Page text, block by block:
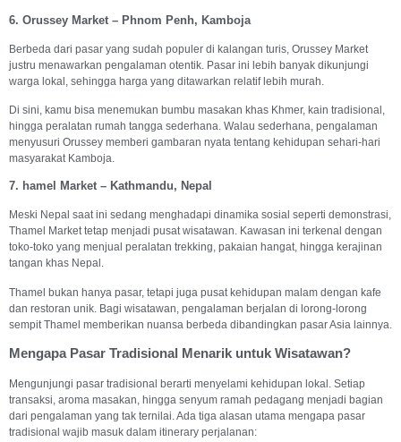
6. Orussey Market – Phnom Penh, Kamboja
Berbeda dari pasar yang sudah populer di kalangan turis, Orussey Market
justru menawarkan pengalaman otentik. Pasar ini lebih banyak dikunjungi
warga lokal, sehingga harga yang ditawarkan relatif lebih murah.
Di sini, kamu bisa menemukan bumbu masakan khas Khmer, kain tradisional,
hingga peralatan rumah tangga sederhana. Walau sederhana, pengalaman
menyusuri Orussey memberi gambaran nyata tentang kehidupan sehari-hari
masyarakat Kamboja.
7. hamel Market – Kathmandu, Nepal
Meski Nepal saat ini sedang menghadapi dinamika sosial seperti demonstrasi,
Thamel Market tetap menjadi pusat wisatawan. Kawasan ini terkenal dengan
toko-toko yang menjual peralatan trekking, pakaian hangat, hingga kerajinan
tangan khas Nepal.
Thamel bukan hanya pasar, tetapi juga pusat kehidupan malam dengan kafe
dan restoran unik. Bagi wisatawan, pengalaman berjalan di lorong-lorong
sempit Thamel memberikan nuansa berbeda dibandingkan pasar Asia lainnya.
Mengapa Pasar Tradisional Menarik untuk Wisatawan?
Mengunjungi pasar tradisional berarti menyelami kehidupan lokal. Setiap
transaksi, aroma masakan, hingga senyum ramah pedagang menjadi bagian
dari pengalaman yang tak ternilai. Ada tiga alasan utama mengapa pasar
tradisional wajib masuk dalam itinerary perjalanan: